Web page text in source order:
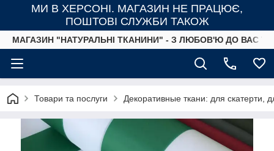
МИ В ХЕРСОНІ. МАГАЗИН НЕ ПРАЦЮЄ,
ПОШТОВІ СЛУЖБИ ТАКОЖ
МАГАЗИН "НАТУРАЛЬНІ ТКАНИНИ" - З ЛЮБОВ'Ю ДО ВАС
Товари та послуги Декоративные ткани: для скатерти,